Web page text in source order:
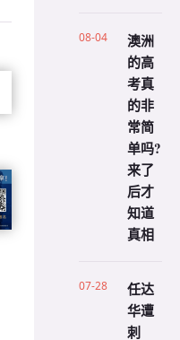
08-04
澳洲
的高
考真
的非
常简
单吗?
来了
后才
知道
真相
07-28
任达
华遭
刺